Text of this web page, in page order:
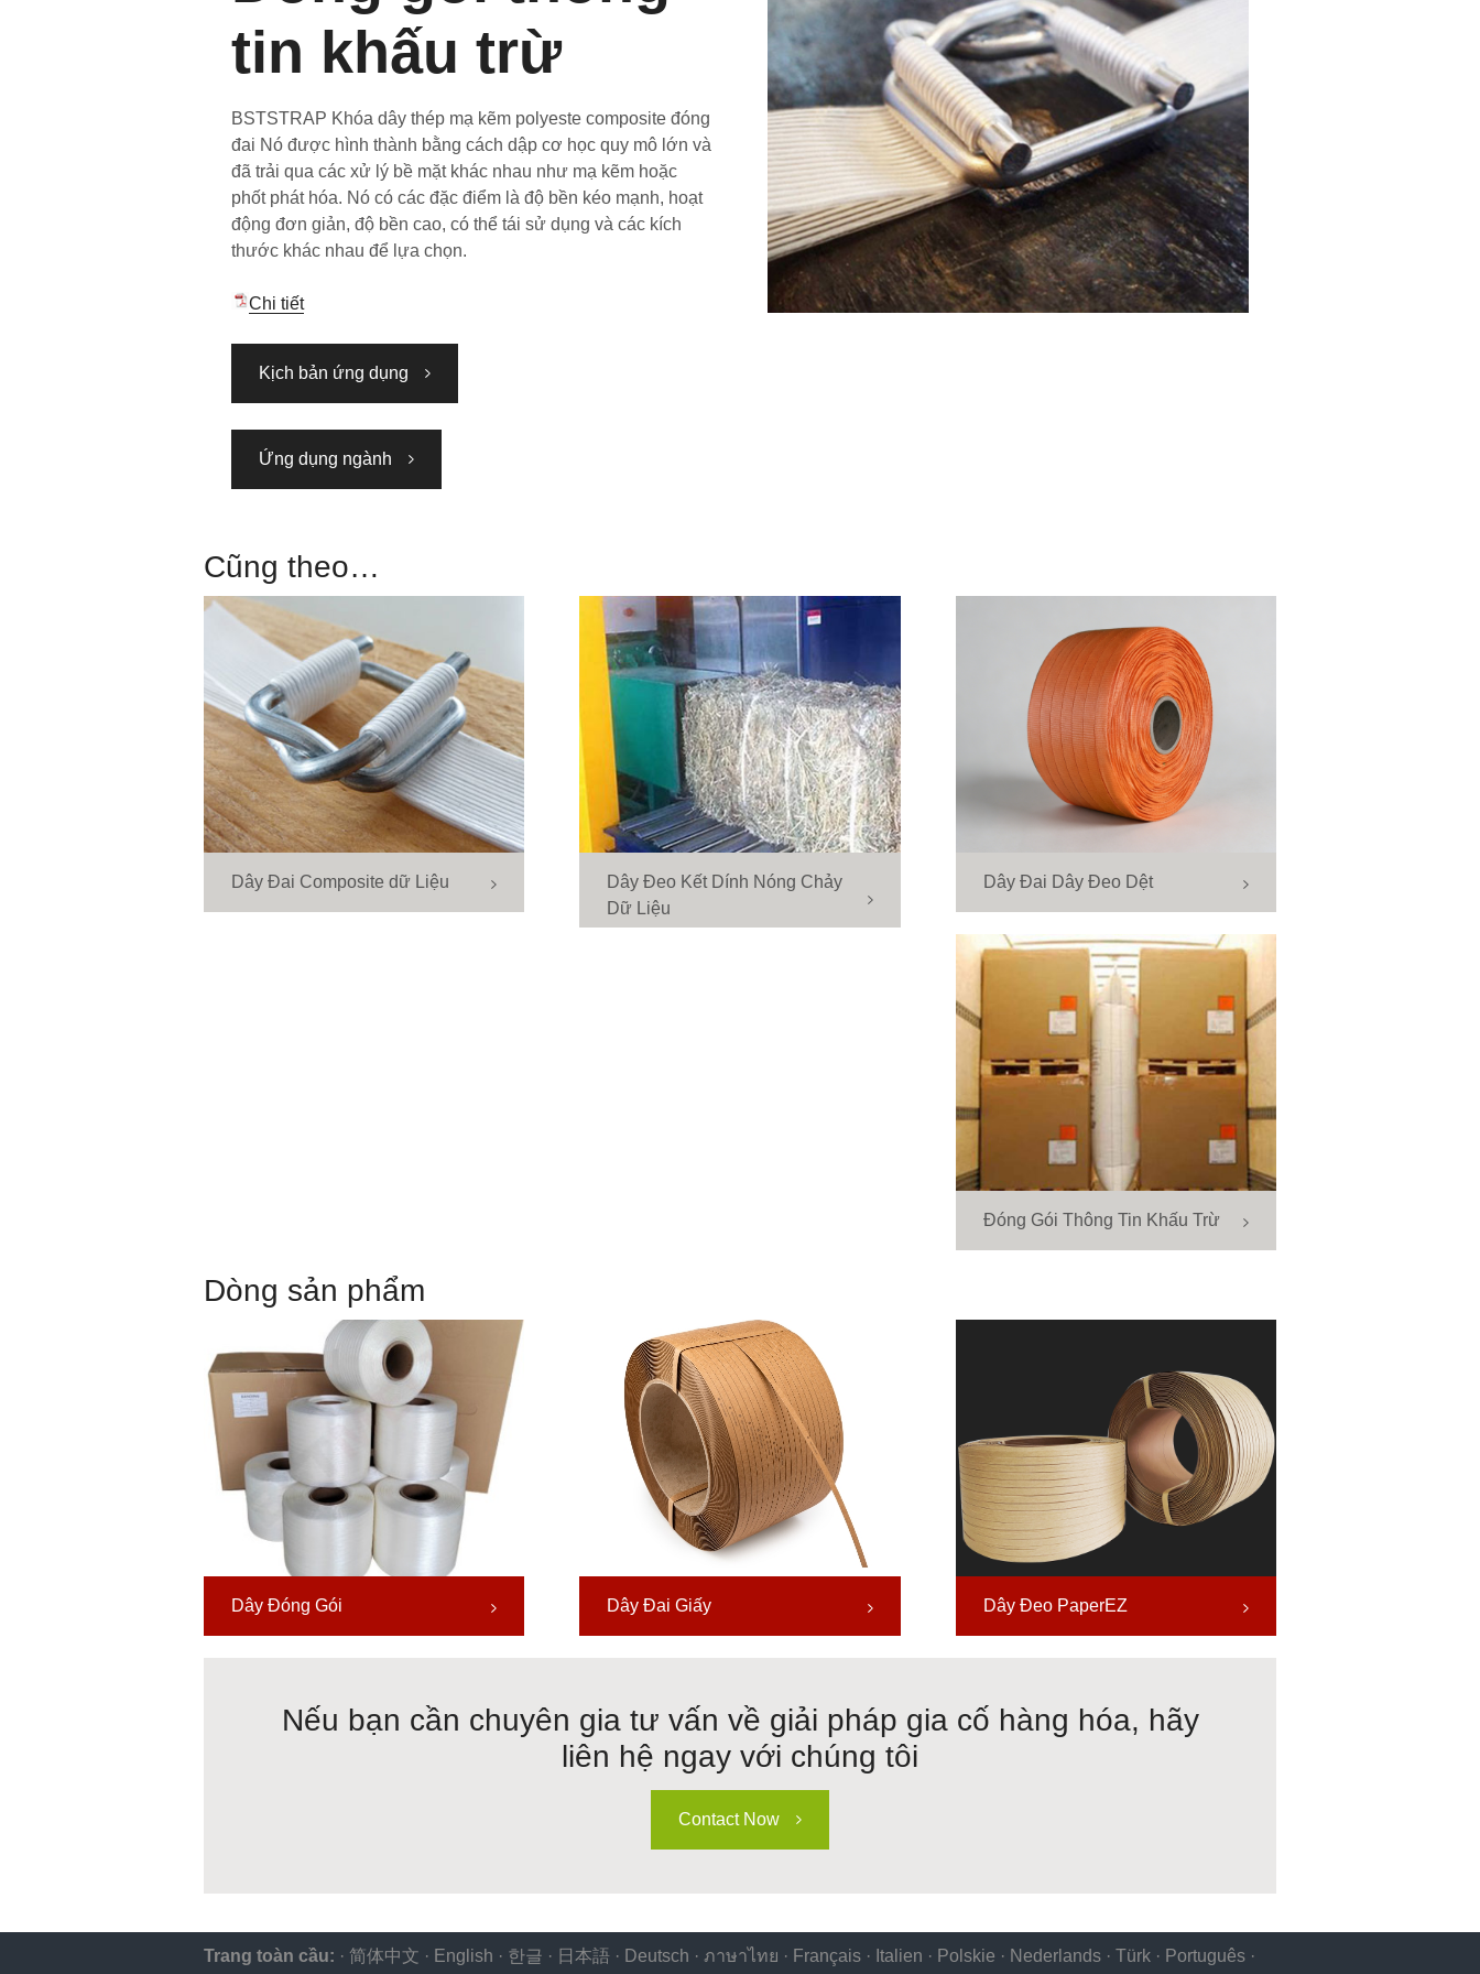
tin khấu trừ
BSTSTRAP Khóa dây thép mạ kẽm polyeste composite đóng
đai Nó được hình thành bằng cách dập cơ học quy mô lớn và
đã trải qua các xử lý bề mặt khác nhau như mạ kẽm hoặc
phốt phát hóa. Nó có các đặc điểm là độ bền kéo mạnh, hoạt
động đơn giản, độ bền cao, có thể tái sử dụng và các kích
thước khác nhau để lựa chọn.
Chi tiết
Kịch bản ứng dụng
Ứng dụng ngành
Cũng theo…
Dây Đai Composite dữ Liệu
Dây Đeo Kết Dính Nóng Chảy
Dữ Liệu
Dây Đai Dây Đeo Dệt
Đóng Gói Thông Tin Khấu Trừ
Dòng sản phẩm
Dây Đóng Gói Dây Đai Giấy Dây Đeo PaperEZ
Nếu bạn cần chuyên gia tư vấn về giải pháp gia cố hàng hóa, hãy
liên hệ ngay với chúng tôi
Contact Now
Trang toàn cầu: · 简体中文 · English · 한글 · 日本語 · Deutsch · ภาษาไทย · Français · Italien · Polskie · Nederlands · Türk · Português ·